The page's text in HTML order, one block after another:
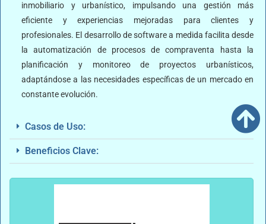
inmobiliario y urbanístico, impulsando una gestión más
eficiente y experiencias mejoradas para clientes y
profesionales. El desarrollo de software a medida facilita desde
la automatización de procesos de compraventa hasta la
planificación y monitoreo de proyectos urbanísticos,
adaptándose a las necesidades específicas de un mercado en
constante evolución.
Casos de Uso:
Beneficios Clave: